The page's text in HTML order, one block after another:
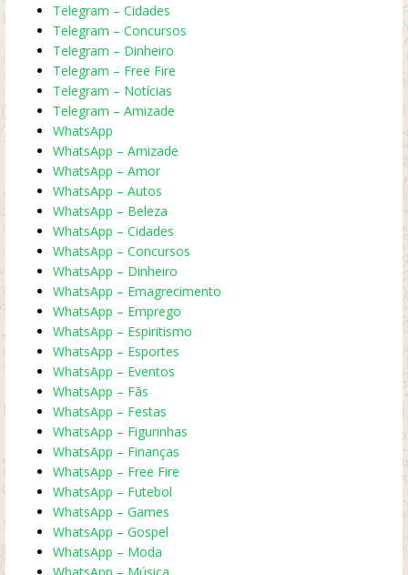
Telegram – Cidades
Telegram – Concursos
Telegram – Dinheiro
Telegram – Free Fire
Telegram – Notícias
Telegram – Amizade
WhatsApp
WhatsApp – Amizade
WhatsApp – Amor
WhatsApp – Autos
WhatsApp – Beleza
WhatsApp – Cidades
WhatsApp – Concursos
WhatsApp – Dinheiro
WhatsApp – Emagrecimento
WhatsApp – Emprego
WhatsApp – Espiritismo
WhatsApp – Esportes
WhatsApp – Eventos
WhatsApp – Fãs
WhatsApp – Festas
WhatsApp – Figurinhas
WhatsApp – Finanças
WhatsApp – Free Fire
WhatsApp – Futebol
WhatsApp – Games
WhatsApp – Gospel
WhatsApp – Moda